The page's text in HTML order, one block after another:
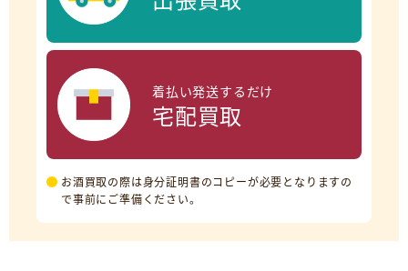
着払い発送するだけ
宅配買取
お酒買取の際は身分証明書のコピーが必要となりますの
で事前にご準備ください。